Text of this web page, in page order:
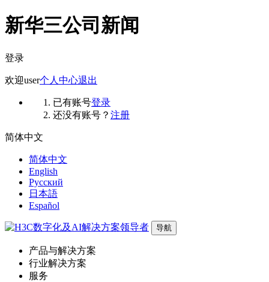
新华三公司新闻
登录
欢迎user个人中心退出
已有账号登录
还没有账号？ 注册
简体中文
简体中文
English
Русский
日本語
Español
导航
产品与解决方案
行业解决方案
服务